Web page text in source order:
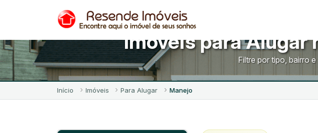
Imóveis para Alugar
Filtre por tipo, bairro
Início Imóveis Para Alugar Manejo